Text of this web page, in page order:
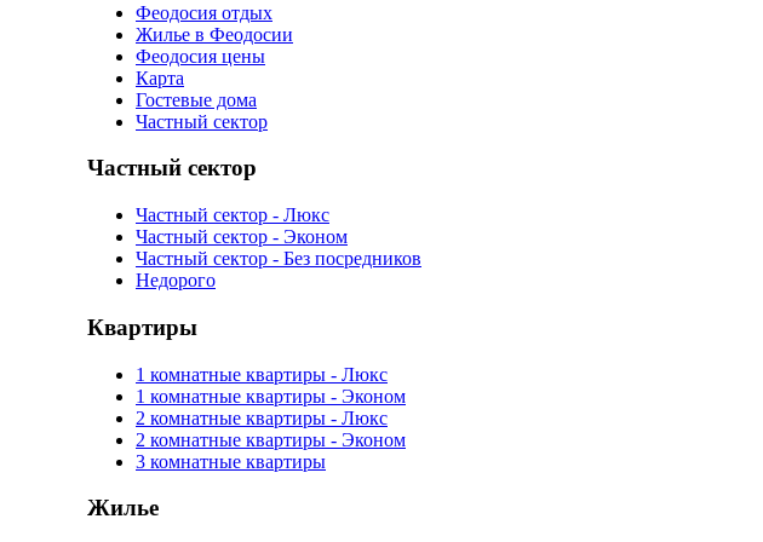
Феодосия отдых
Жилье в Феодосии
Феодосия цены
Карта
Гостевые дома
Частный сектор
Частный сектор
Частный сектор - Люкс
Частный сектор - Эконом
Частный сектор - Без посредников
Недорого
Квартиры
1 комнатные квартиры - Люкс
1 комнатные квартиры - Эконом
2 комнатные квартиры - Люкс
2 комнатные квартиры - Эконом
3 комнатные квартиры
Жилье